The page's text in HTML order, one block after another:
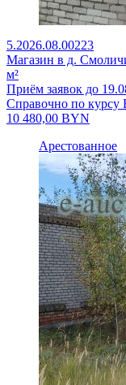
5.2026.08.00223
Магазин в д.
м²
Приём заявок до
Справочно по
10 480,00 BYN
Арестованное